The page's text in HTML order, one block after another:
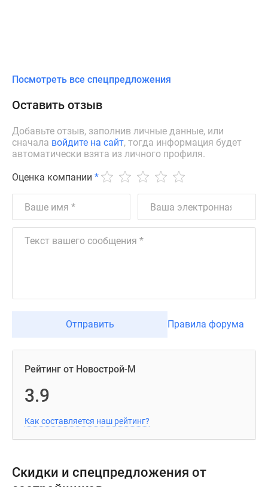
Посмотреть все спецпредложения
Оставить отзыв
Добавьте отзыв, заполнив личные данные, или
сначала войдите на сайт, тогда информация будет
автоматически взята из личного профиля.
Оценка компании *
Отправить Правила форума
Рейтинг от Новострой-М
3.9
Как составляется наш рейтинг?
Скидки и спецпредложения от